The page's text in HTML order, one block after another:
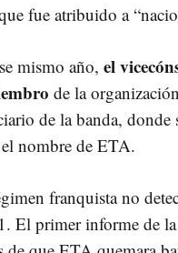
fue atribuido a
mismo año, el
de la
de la banda, donde
nombre de ETA.
franquista no
El primer informe de